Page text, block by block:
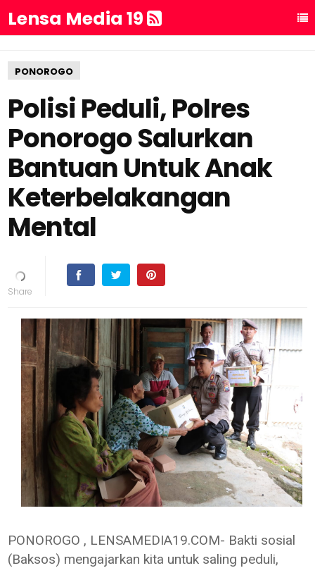
Lensa Media 19
PONOROGO
Polisi Peduli, Polres
Ponorogo Salurkan
Bantuan Untuk Anak
Keterbelakangan
Mental
PONOROGO , LENSAMEDIA19.COM- Bakti sosial
(Baksos) mengajarkan kita untuk saling peduli,